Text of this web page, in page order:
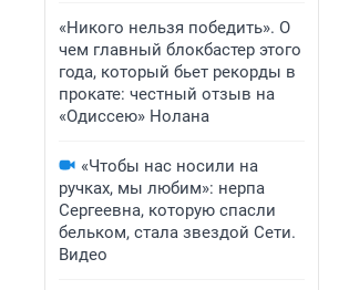
«Никого нельзя победить». О
чем главный блокбастер этого
года, который бьет рекорды в
прокате: честный отзыв на
«Одиссею» Нолана
«Чтобы нас носили на
ручках, мы любим»: нерпа
Сергеевна, которую спасли
бельком, стала звездой Сети.
Видео